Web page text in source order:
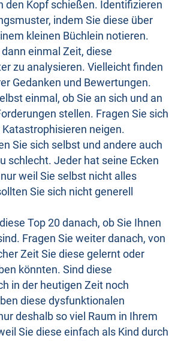
den Kopf schießen. Identifizieren
indem Sie diese über
kleinen Büchlein notieren.
einmal Zeit, diese
zu analysieren. Vielleicht finden
Gedanken und Bewertungen.
einmal, ob Sie an sich und an
stellen. Fragen Sie sich
Katastrophisieren neigen.
Sie sich selbst und andere auch
schlecht. Jeder hat seine Ecken
weil Sie selbst nicht alles
Sie sich nicht generell
Top 20 danach, ob Sie Ihnen
Fragen Sie weiter danach, von
Zeit Sie diese gelernt oder
könnten. Sind diese
in der heutigen Zeit noch
diese dysfunktionalen
deshalb so viel Raum in Ihrem
Sie diese einfach als Kind durch